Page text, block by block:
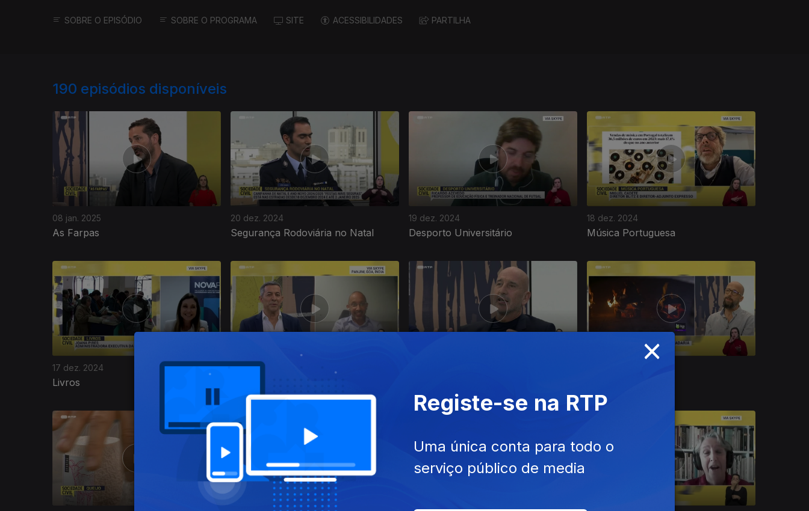
SOBRE O EPISÓDIO SOBRE O PROGRAMA SITE ACESSIBILIDADES PARTILHA
190 episódios disponíveis
08 jan. 2025
As Farpas
20 dez. 2024
Segurança Rodoviária no Natal
19 dez. 2024
Desporto Universitário
18 dez. 2024
Música Portuguesa
17 dez. 2024
Livros
16 dez. 2024
814021
×
Registe-se na RTP
Uma única conta para todo o
serviço público de media